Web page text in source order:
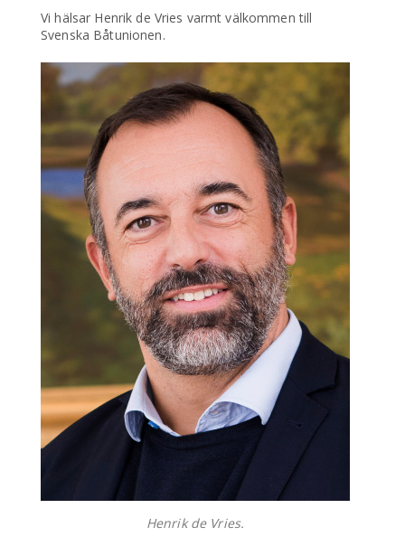
Vi hälsar Henrik de Vries varmt välkommen till
Svenska Båtunionen.
Henrik de Vries.